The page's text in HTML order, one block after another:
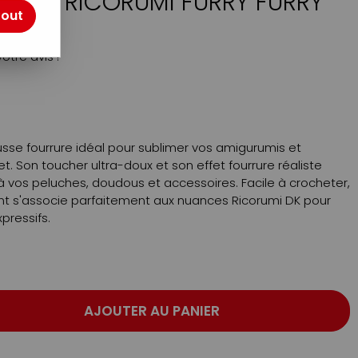
avis !
fourrure idéal pour sublimer vos amigurumis et
Son toucher ultra-doux et son effet fourrure réaliste
peluches, doudous et accessoires. Facile à crocheter,
s'associe parfaitement aux nuances Ricorumi DK pour
AJOUTER AU PANIER